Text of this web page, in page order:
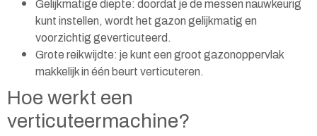
Gelijkmatige diepte: doordat je de messen nauwkeurig
kunt instellen, wordt het gazon gelijkmatig en
voorzichtig geverticuteerd.
Grote reikwijdte: je kunt een groot gazonoppervlak
makkelijk in één beurt verticuteren.
Hoe werkt een
verticuteermachine?